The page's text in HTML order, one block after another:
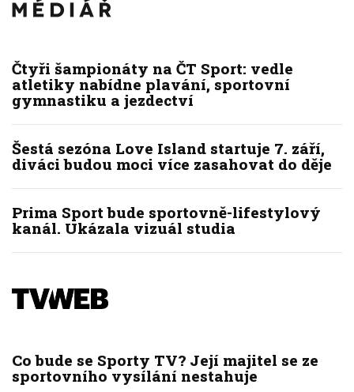
Čtyři šampionáty na ČT Sport: vedle
atletiky nabídne plavání, sportovní
gymnastiku a jezdectví
Šestá sezóna Love Island startuje 7. září,
diváci budou moci více zasahovat do děje
Prima Sport bude sportovně-lifestylový
kanál. Ukázala vizuál studia
Co bude se Sporty TV? Její majitel se ze
sportovního vysílání nestahuje